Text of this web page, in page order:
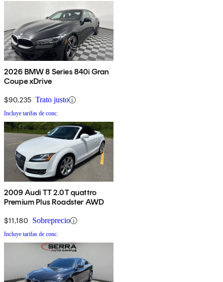
2026 BMW 8 Series 840i Gran
Coupe xDrive
$90,235 Trato justo
Incluye tarifas de conc.
2009 Audi TT 2.0T quattro
Premium Plus Roadster AWD
$11,180 Sobreprecio
Incluye tarifas de conc.